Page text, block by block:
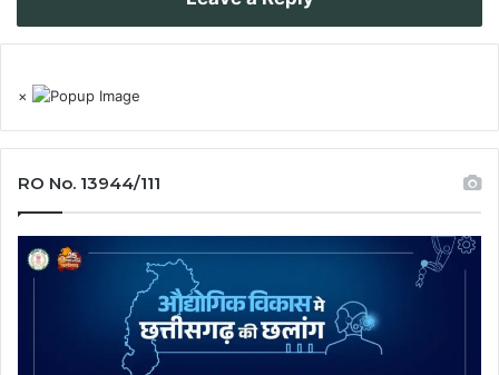
×
RO No. 13944/111